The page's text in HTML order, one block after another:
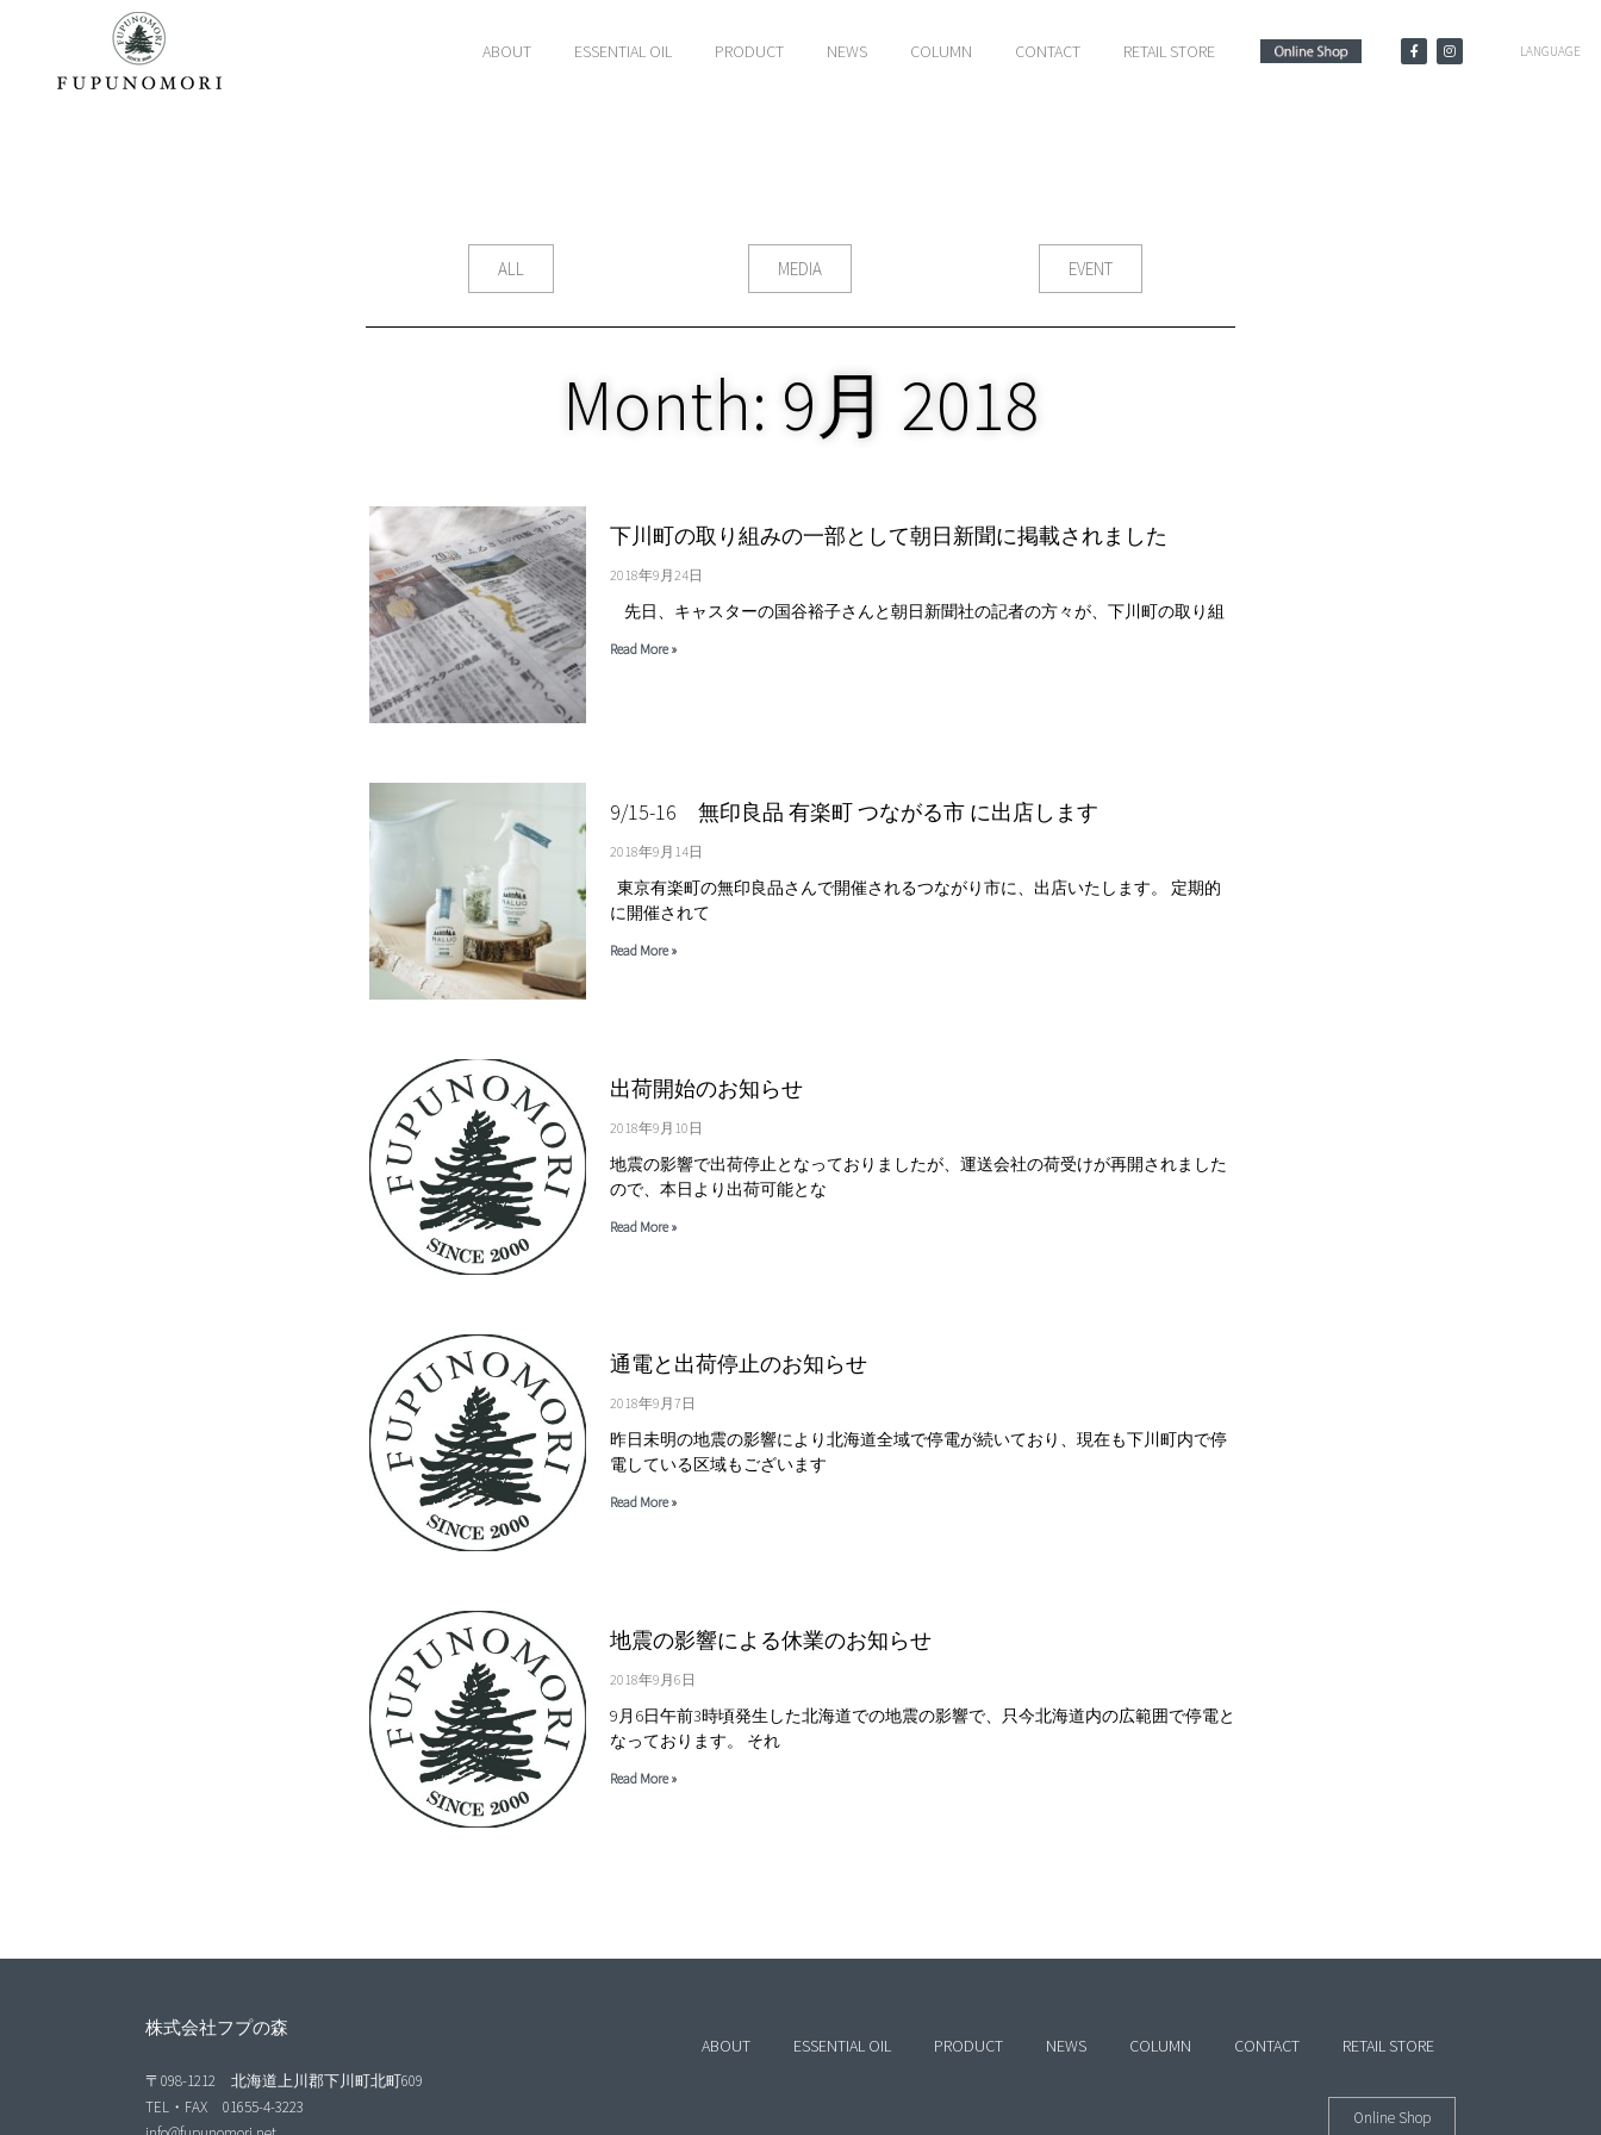
ABOUT ESSENTIAL OIL PRODUCT NEWS COLUMN CONTACT RETAIL STORE LANGUAGE
ALL MEDIA EVENT
Month: 9月 2018
下川町の取り組みの一部として朝日新聞に掲載されました
2018年9月24日
先日、キャスターの国谷裕子さんと朝日新聞社の記者の方々が、下川町の取り組
Read More »
9/15-16 無印良品 有楽町 つながる市 に出店します
2018年9月14日
東京有楽町の無印良品さんで開催されるつながり市に、出店いたします。 定期的
に開催されて
Read More »
出荷開始のお知らせ
2018年9月10日
地震の影響で出荷停止となっておりましたが、運送会社の荷受けが再開されました
ので、本日より出荷可能とな
Read More »
通電と出荷停止のお知らせ
2018年9月7日
昨日未明の地震の影響により北海道全域で停電が続いており、現在も下川町内で停
電している区域もございます
Read More »
地震の影響による休業のお知らせ
2018年9月6日
9月6日午前3時頃発生した北海道での地震の影響で、只今北海道内の広範囲で停電と
なっております。 それ
Read More »
株式会社フプの森
〒098-1212 北海道上川郡下川町北町609
TEL・FAX 01655-4-3223
ABOUT ESSENTIAL OIL PRODUCT NEWS COLUMN CONTACT RETAIL STORE
Online Shop